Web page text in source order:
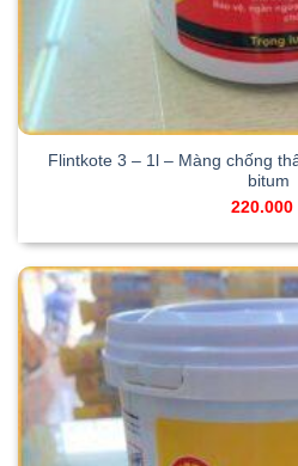
Flintkote 3 – 1l – Màng chống
bitum
220.000